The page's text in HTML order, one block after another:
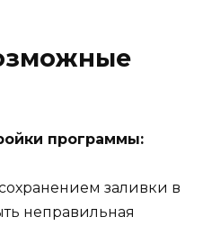
программы:
заливки в
неправильная